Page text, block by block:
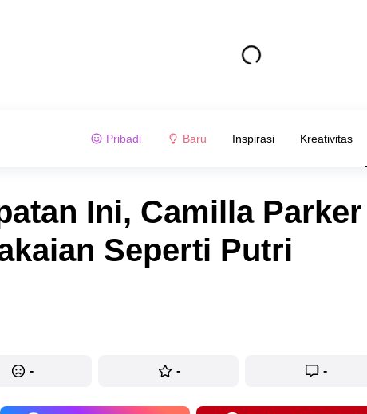
Pribadi Baru Inspirasi Kreativitas
Ini, Camilla Parker
Seperti Putri
- - -